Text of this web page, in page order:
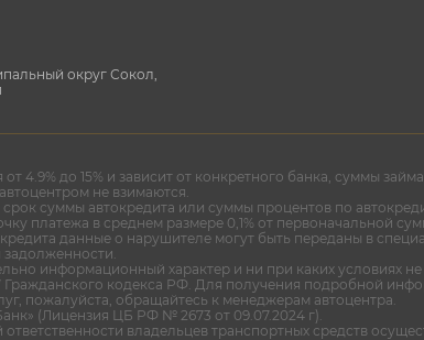
округ Сокол,
от 4.9% до 15% и зависит от конкретного банка, суммы
не взимаются.
суммы автокредита или суммы процентов по
платежа в среднем размере 0,1% от первоначальной
данные о нарушителе могут быть переданы в
задолженности.
информационный характер и ни при каких условиях
кодекса РФ. Для получения подробной
пожалуйста, обращайтесь к менеджерам автоцентра.
(Лицензия ЦБ РФ № 2673 от 09.07.2024 г).
владельцев транспортных средств